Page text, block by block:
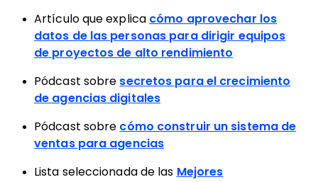
Artículo que explica cómo aprovechar los
datos de las personas para dirigir equipos
de proyectos de alto rendimiento
Pódcast sobre secretos para el crecimiento
de agencias digitales
Pódcast sobre cómo construir un sistema de
ventas para agencias
Lista seleccionada de las Mejores